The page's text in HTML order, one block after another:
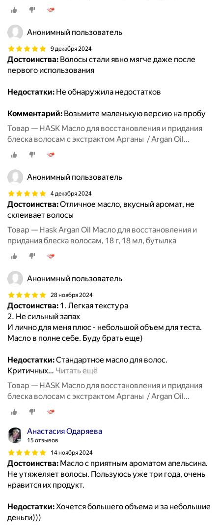
Repairing Shine Oil Vial 18 Ml
Анонимный пользователь
9 декабря 2024
Достоинства: Волосы стали явно мягче даже после
первого использования
Недостатки: Не обнаружила недостатков
Комментарий: Возьмите маленькую версию на пробу
Товар — HASK Масло для восстановления и придания
блеска волосам с экстрактом Арганы / Argan Oil
Repairing Shine Oil Vial 18 Ml
Анонимный пользователь
4 декабря 2024
Достоинства:Отличное масло, вкусный аромат, не
склеивает волосы
Товар — Hask Argan Oil Масло для восстановления и
придания блеска волосам, 18 г, 18 мл, бутылка
Анонимный пользователь
28 ноября 2024
Достоинства: 1. Легкая текстура
2. Не сильный запах
И лично для меня плюс - небольшой объем для теста.
Масло в полне себе. Буду брать еще)
Недостатки:Стандартное масло для волос.
Критичных… Читать ещё
Товар — HASK Масло для восстановления и придания
блеска волосам с экстрактом Арганы / Argan Oil
Repairing Shine Oil Vial 18 Ml
Анастасия Одаряева
15 отзывов
14 ноября 2024
Достоинства: Масло с приятным ароматом апельсина.
Не утяжеляет волосы. Пользуюсь уже три года, очень
нравится их продукт.
Недостатки:Хочется большего объема и за небольшие
деньги)))